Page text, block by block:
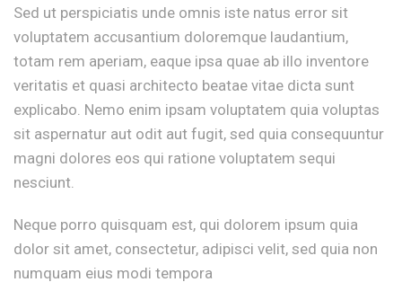
Sed ut perspiciatis unde omnis iste natus error sit
voluptatem accusantium doloremque laudantium,
totam rem aperiam, eaque ipsa quae ab illo inventore
veritatis et quasi architecto beatae vitae dicta sunt
explicabo. Nemo enim ipsam voluptatem quia voluptas
sit aspernatur aut odit aut fugit, sed quia consequuntur
magni dolores eos qui ratione voluptatem sequi
nesciunt.
Neque porro quisquam est, qui dolorem ipsum quia
dolor sit amet, consectetur, adipisci velit, sed quia non
numquam eius modi tempora